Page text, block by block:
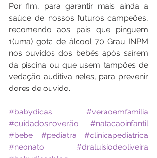
Por fim, para garantir mais ainda a
saúde de nossos futuros campeões,
recomendo aos pais que pinguem
1(uma) gota de álcool 70 Grau INPM
nos ouvidos dos bebês após saírem
da piscina ou que usem tampões de
vedação auditiva neles, para prevenir
dores de ouvido.
#babydicas
#veraoemfamilia
#cuidadosnoverão
#natacaoinfantil
#bebe
#pediatra
#clinicapediatrica
#neonato
#draluisiodeoliveira